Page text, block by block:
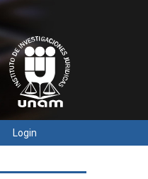
Login